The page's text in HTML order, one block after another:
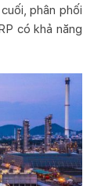
phân phối
có khả năng